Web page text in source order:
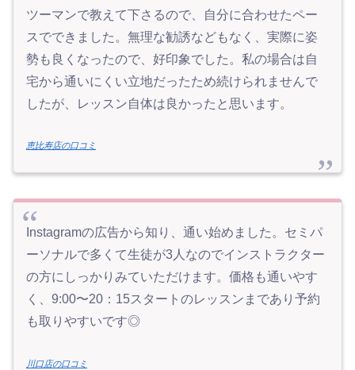
ツーマンで教えて下さるので、自分に合わせたペー
スでできました。無理な勧誘などもなく、実際に姿
勢も良くなったので、好印象でした。私の場合は自
宅から通いにくい立地だったため続けられませんで
したが、レッスン自体は良かったと思います。
恵比寿店の口コミ
Instagramの広告から知り、通い始めました。セミパ
ーソナルで多くて生徒が3人なのでインストラクター
の方にしっかりみていただけます。価格も通いやす
く、9:00〜20：15スタートのレッスンまであり予約
も取りやすいです◎
川口店の口コミ